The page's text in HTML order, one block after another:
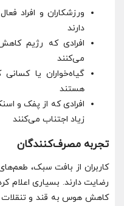
ورزشکاران و افراد
دارند
افرادی که رژیم
می‌کنند
گیاه‌خواران یا
هستند
افرادی که از پفک و
زیاد اجتناب می‌کنند
تجربه مصرف‌کنندگان
کاربران از بافت سبک،
رضایت دارند. بسیاری اعلام
کاهش هوس به قند و